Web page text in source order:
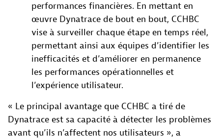
performances financières. En mettant en
œuvre Dynatrace de bout en bout, CCHBC
vise à surveiller chaque étape en temps réel,
permettant ainsi aux équipes d’identifier les
inefficacités et d’améliorer en permanence
les performances opérationnelles et
l’expérience utilisateur.
« Le principal avantage que CCHBC a tiré de
Dynatrace est sa capacité à détecter les problèmes
avant qu’ils n’affectent nos utilisateurs », a